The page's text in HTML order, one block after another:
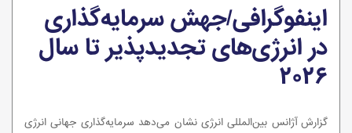
اینفوگرافی/جهش سرمایه‌گذاری
در انرژی‌های تجدیدپذیر تا سال
۲۰۲۶
گزارش آژانس بین‌المللی انرژی نشان می‌دهد سرمایه‌گذاری جهانی انرژی